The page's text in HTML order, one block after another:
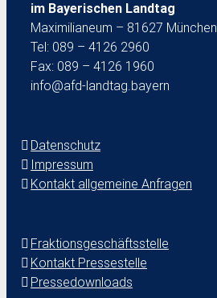
im Bayerischen Landtag
Maximilianeum – 81627 München
Tel: 089 – 4126 2960
Fax: 089 – 4126 1960
info@afd-landtag.bayern
Datenschutz
Impressum
Kontakt allgemeine Anfragen
Fraktionsgeschäftsstelle
Kontakt Pressestelle
Pressedownloads